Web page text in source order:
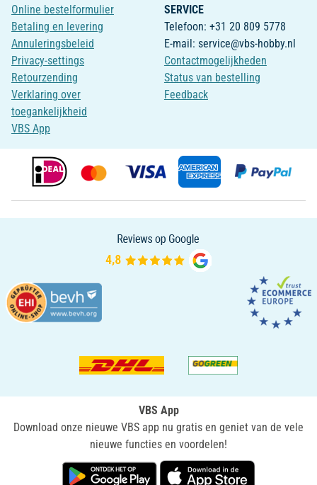
Online bestelformulier
Betaling en levering
Annuleringsbeleid
Privacy-settings
Retourzending
Verklaring over
toegankelijkheid
VBS App
SERVICE
Telefoon: +31 20 809 5778
E-mail: service@vbs-hobby.nl
Contactmogelijkheden
Status van bestelling
Feedback
VBS App
Download onze nieuwe VBS app nu gratis en geniet van de vele
nieuwe functies en voordelen!